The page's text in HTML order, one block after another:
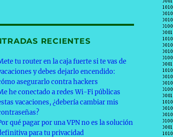
RECIENTES
tu router en la caja fuerte si te vas de
y debes dejarlo encendido:
asegurarlo contra hackers
he conectado a redes Wi-Fi públicas
vacaciones, ¿debería cambiar mis
qué pagar por una VPN no es la solución
para tu privacidad